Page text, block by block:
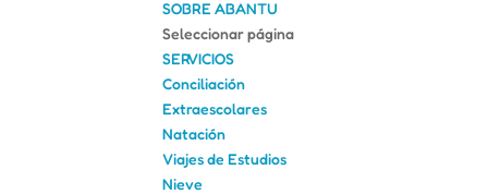
SOBRE ABANTU
Seleccionar página
SERVICIOS
Conciliación
Extraescolares
Natación
Viajes de Estudios
Nieve